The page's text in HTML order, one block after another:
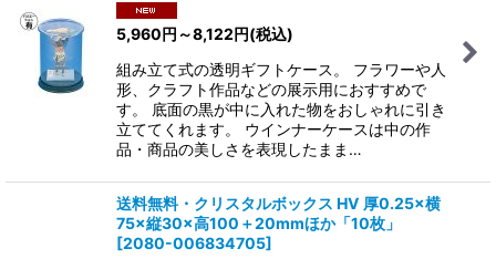
5,960円 ～8,122円(税込)
組み立て式の透明ギフトケース。 フラワーや人
形、クラフト作品などの展示用におすすめで
す。 底面の黒が中に入れた物をおしゃれに引き
立ててくれます。 ウインナーケースは中の作
品・商品の美しさを表現したまま…
送料無料・クリスタルボックス HV 厚0.25×横
75×縦30×高100＋20mmほか「10枚」
[2080-006834705]